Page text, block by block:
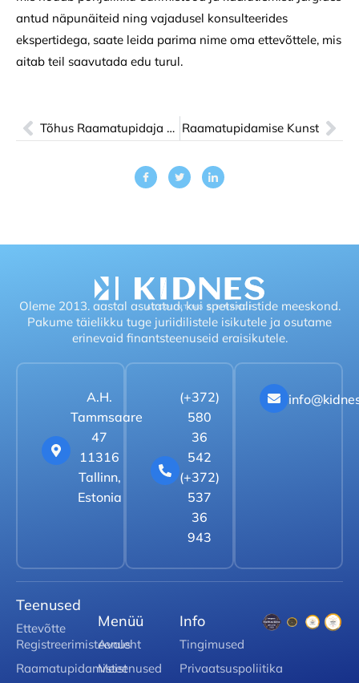
antud näpunäiteid ning vajadusel konsulteerides
ekspertidega, saate leida parima nime oma ettevõttele, mis
aitab teil saavutada edu turul.
Tõhus Raamatupidaja Abi: Optimeerige Oma Äri Raamatupidamise Kunst
Oleme 2013. aastal asutatud, kui spetsialistide meeskond.
Pakume täielikku tuge juriidilistele isikutele ja osutame
erinevaid finantsteenuseid eraisikutele.
A.H.
Tammsaare
47
11316
Tallinn,
Estonia
(+372)
580
36
542
(+372)
537
36
943
Teenused
Ettevõtte
Registreerimisteenus
Raamatupidamisteenused
Menüü
Avaleht
Meist
Info
Tingimused
Privaatsuspoliitika